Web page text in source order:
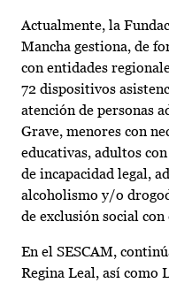
Actualmente, la
Mancha gestiona, de
con entidades
72 dispositivos
atención de personas
Grave, menores con
educativas, adultos
de incapacidad legal,
alcoholismo y/o
de exclusión social
En el SESCAM,
Regina Leal, así como